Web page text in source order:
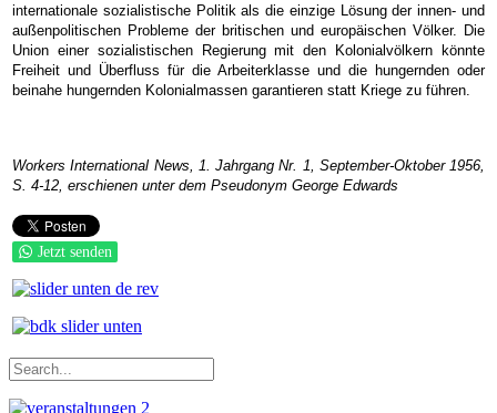
internationale sozialistische Politik als die einzige Lösung der innen- und
außenpolitischen Probleme der britischen und europäischen Völker. Die
Union einer sozialistischen Regierung mit den Kolonialvölkern könnte
Freiheit und Überfluss für die Arbeiterklasse und die hungernden oder
beinahe hungernden Kolonialmassen garantieren statt Kriege zu führen.
Workers International News, 1. Jahrgang Nr. 1, September-Oktober 1956,
S. 4-12, erschienen unter dem Pseudonym George Edwards
Jetzt senden